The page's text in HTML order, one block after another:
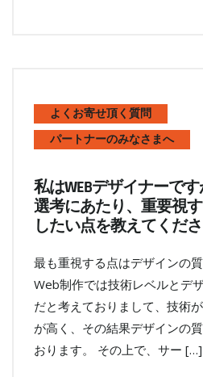
よくお寄せ頂く質問
パートナーのみなさまへ
私はWEBデザイナーで
選考にあたり、重要視
したい点を教えてくださ
最も重視する点はデザインの
Web制作では技術レベルとデ
だと考えておりまして、技術
が高く、その結果デザインの
おります。 その上で、サー […]